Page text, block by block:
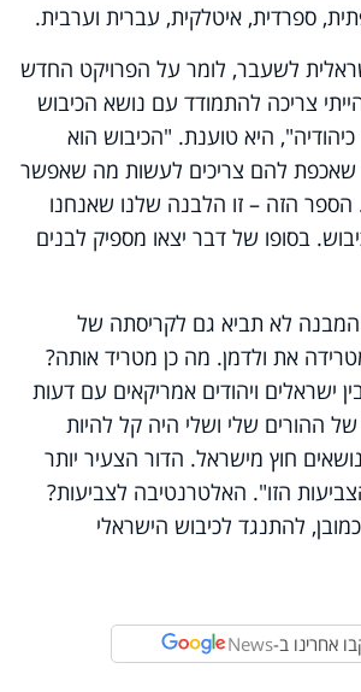
ספרדית, איטלקית, עברית וערבית.
לשעבר, לומר על הפרויקט החדש
צריכה להתמודד עם נושא הכיבוש
היא טוענת. "הכיבוש הוא
שאכפת להם צריכים לעשות מה שאפשר
הספר הזה – זו הלבנה שלנו שאנחנו
בסופו של דבר יצאו מספיק לבנים
לא תביא גם לקריסתה של
את ולדמן. מה כן מטריד אותה?
ישראלים ויהודים אמריקאים עם דעות
של ההורים שלי ושלי היה קל להיות
חוץ מישראל. הדור הצעיר יותר
הזו". האלטרנטיבה לצביעות?
להתנגד לכיבוש הישראלי
אחרינו ב-News